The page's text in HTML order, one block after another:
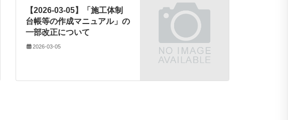
【2026-03-05】「施工体制
台帳等の作成マニュアル」の
一部改正について
2026-03-05